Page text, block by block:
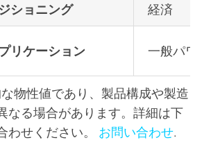
ショニング 経済
リケーション 一般パワ
物性値であり、製品構成や製造
なる場合があります。詳細は下
わせください。 お問い合わせ.